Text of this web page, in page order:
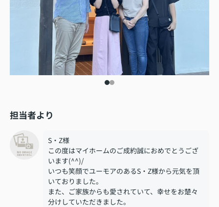
担当者より
S・Z様
この度はマイホームのご成約誠におめでとうござ
います(^^)/
いつも笑顔でユーモアのあるS・Z様から元気を頂
いておりました。
また、ご家族からも愛されていて、幸せをお楚々
分けしていただきました。